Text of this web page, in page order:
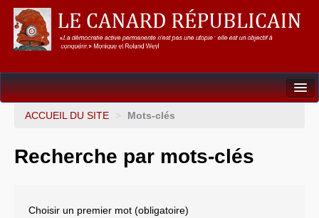
Dossiers
ACCUEIL DU SITE > Mots-clés
Recherche par mots-clés
Choisir un premier mot (obligatoire)